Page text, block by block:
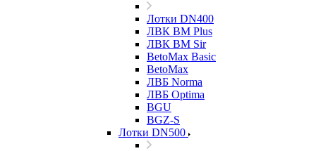
Лотки DN400
ЛВК ВМ Plus
ЛВК ВМ Sir
BetoMax Basic
BetoMax
ЛВБ Norma
ЛВБ Optima
BGU
BGZ-S
Лотки DN500